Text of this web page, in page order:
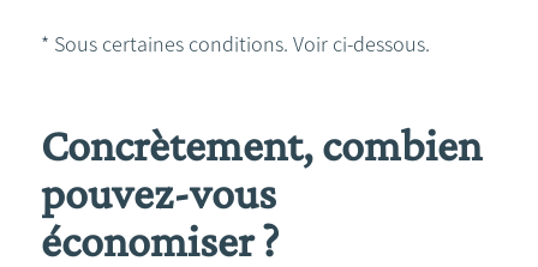
* Sous certaines conditions. Voir ci-dessous.
Concrètement, combien
pouvez-vous
économiser ?